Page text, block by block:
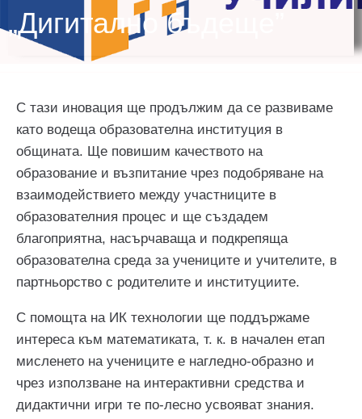
„Дигитално бъдеще”
С тази иновация ще продължим да се развиваме
като водеща образователна институция в
общината. Ще повишим качеството на
образование и възпитание чрез подобряване на
взаимодействието между участниците в
образователния процес и ще създадем
благоприятна, насърчаваща и подкрепяща
образователна среда за учениците и учителите, в
партньорство с родителите и институциите.
С помощта на ИК технологии ще поддържаме
интереса към математиката, т. к. в начален етап
мисленето на учениците е нагледно-образно и
чрез използване на интерактивни средства и
дидактични игри те по-лесно усвояват знания.